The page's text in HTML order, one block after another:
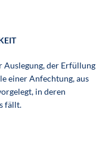
Auslegung, der Erfüllung
einer Anfechtung, aus
in deren
fällt.